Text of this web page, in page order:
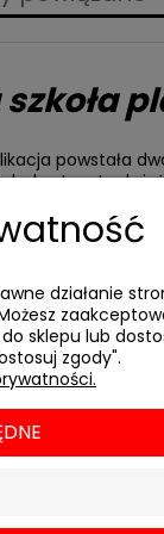
powstała
autor
dzieła.
czasowe
barwy,
twórców –
w Polsce, jak i
działanie
sklepu lub
zgody".